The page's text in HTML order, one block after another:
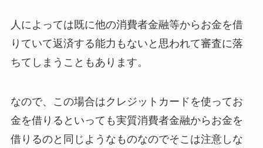
人によっては既に他の消費者金融等からお金を借
りていて返済する能力もないと思われて審査に落
ちてしまうこともあります。
なので、この場合はクレジットカードを使ってお
金を借りるといっても実質消費者金融からお金を
借りるのと同じようなものなのでそこは注意しな